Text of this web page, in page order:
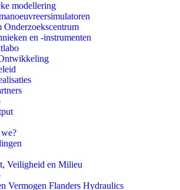
modellering
Onderzoekscentrum
en -instrumenten
Veiligheid en Milieu
Vermogen Flanders Hydraulics